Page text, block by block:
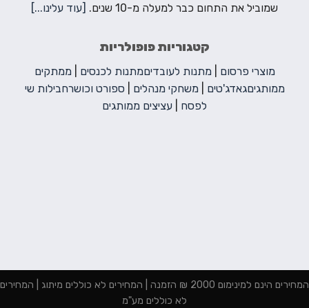
שמוביל את התחום כבר למעלה מ-10 שנים.
[עוד עלינו...]
קטגוריות פופולריות
מוצרי פרסום מתנות לעובדיםמתנות לכנסים
ממתקים
ממותגיםגאדג'טים משחקי מנהלים ספורט וכושרחבילות שי
לפסח
עציצים ממותגים
המחירים הינם למינימום 2000 ₪ הזמנה | המחירים לא כוללים מיתוג | המחירים
לא כוללים מע"מ